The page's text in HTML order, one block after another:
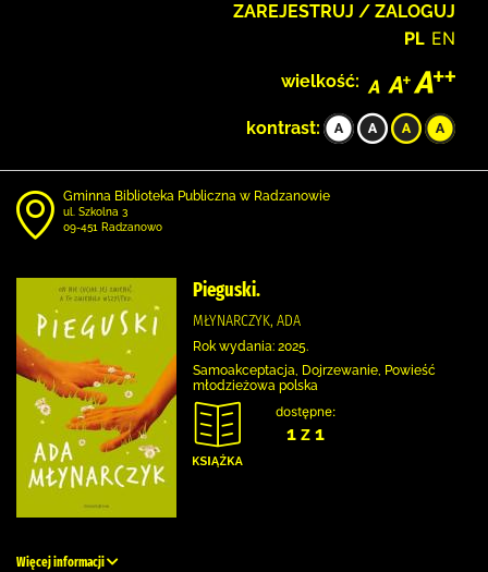
ZAREJESTRUJ / ZALOGUJ
PL EN
wielkość:
kontrast:
Gminna Biblioteka Publiczna w Radzanowie
ul. Szkolna 3
09-451 Radzanowo
Pieguski.
MŁYNARCZYK, ADA
Rok wydania: 2025.
Samoakceptacja, Dojrzewanie, Powieść
młodzieżowa polska
dostępne:
1 z 1
Więcej informacji